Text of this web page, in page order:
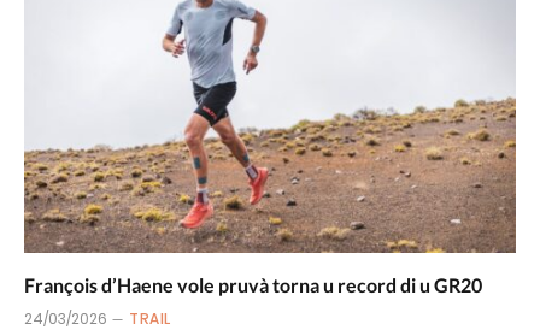
François d’Haene vole pruvà torna u record di u GR20
24/03/2026 TRAIL